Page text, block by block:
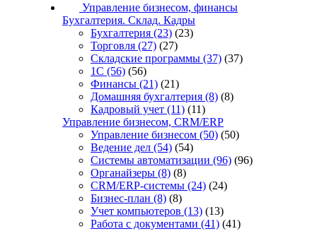
Управление бизнесом, финансы
Бухгалтерия. Склад. Кадры
Бухгалтерия (23) (23)
Торговля (27) (27)
Складские программы (37) (37)
1С (56) (56)
Финансы (21) (21)
Домашняя бухгалтерия (8) (8)
Кадровый учет (11) (11)
Управление бизнесом, CRM/ERP
Управление бизнесом (50) (50)
Ведение дел (54) (54)
Системы автоматизации (96) (96)
Органайзеры (8) (8)
CRM/ERP-системы (24) (24)
Бизнес-план (8) (8)
Учет компьютеров (13) (13)
Работа с документами (41) (41)